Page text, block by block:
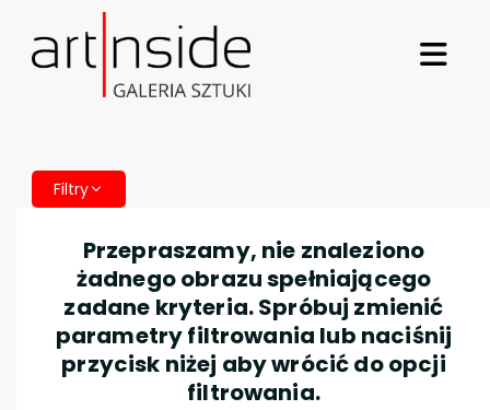
Filtry
Przepraszamy, nie znaleziono
żadnego obrazu spełniającego
zadane kryteria. Spróbuj zmienić
parametry filtrowania lub naciśnij
przycisk niżej aby wrócić do opcji
filtrowania.